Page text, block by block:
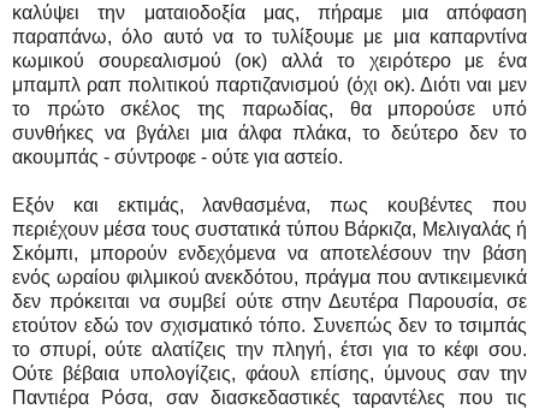
καλύψει την ματαιοδοξία μας, πήραμε μια απόφαση
παραπάνω, όλο αυτό να το τυλίξουμε με μια καπαρντίνα
κωμικού σουρεαλισμού (οκ) αλλά το χειρότερο με ένα
μπαμπλ ραπ πολιτικού παρτιζανισμού (όχι οκ). Διότι ναι μεν
το πρώτο σκέλος της παρωδίας, θα μπορούσε υπό
συνθήκες να βγάλει μια άλφα πλάκα, το δεύτερο δεν το
ακουμπάς - σύντροφε - ούτε για αστείο.
Εξόν και εκτιμάς, λανθασμένα, πως κουβέντες που
περιέχουν μέσα τους συστατικά τύπου Βάρκιζα, Μελιγαλάς ή
Σκόμπι, μπορούν ενδεχόμενα να αποτελέσουν την βάση
ενός ωραίου φιλμικού ανεκδότου, πράγμα που αντικειμενικά
δεν πρόκειται να συμβεί ούτε στην Δευτέρα Παρουσία, σε
ετούτον εδώ τον σχισματικό τόπο. Συνεπώς δεν το τσιμπάς
το σπυρί, ούτε αλατίζεις την πληγή, έτσι για το κέφι σου.
Ούτε βέβαια υπολογίζεις, φάουλ επίσης, ύμνους σαν την
Παντιέρα Ρόσα, σαν διασκεδαστικές ταραντέλες που τις